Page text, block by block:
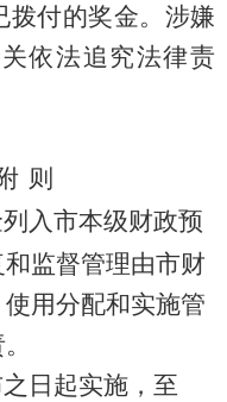
拨付的奖金。涉嫌
依法追究法律责
则
入市本级财政预
监督管理由市财
用分配和实施管
日起实施，至